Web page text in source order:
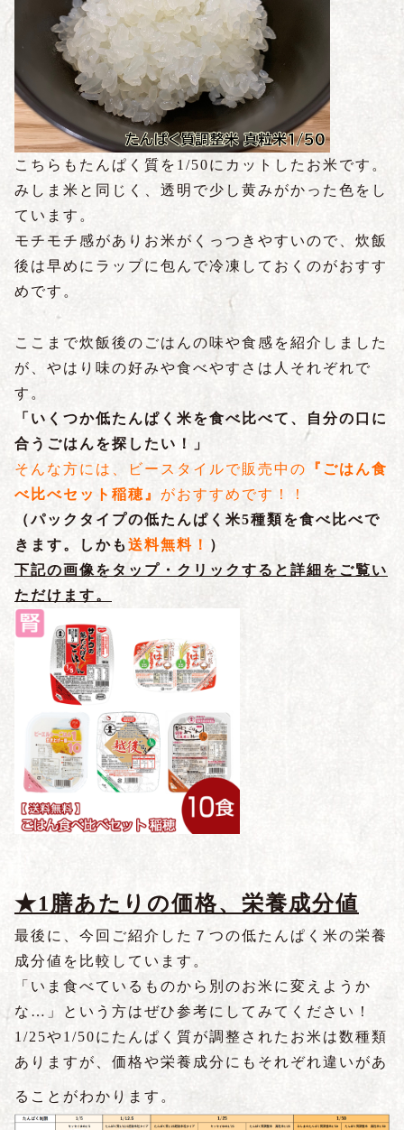
こちらもたんぱく質を1/50にカットしたお米です。
みしま米と同じく、透明で少し黄みがかった色をし
ています。
モチモチ感がありお米がくっつきやすいので、炊飯
後は早めにラップに包んで冷凍しておくのがおすす
めです。
ここまで炊飯後のごはんの味や食感を紹介しました
が、やはり味の好みや食べやすさは人それぞれで
す。
「いくつか低たんぱく米を食べ比べて、自分の口に
合うごはんを探したい！」
そんな方には、ビースタイルで販売中の
『ごはん食
べ比べセット稲穂』 がおすすめです！！
（パックタイプの低たんぱく米5種類を食べ比べで
きます。しかも 送料無料！ ）
下記の画像をタップ・クリックすると詳細をご覧い
ただけます。
★1膳あたりの価格、栄養成分値
最後に、今回ご紹介した７つの低たんぱく米の栄養
成分値を比較しています。
「いま食べているものから別のお米に変えようか
な…」という方はぜひ参考にしてみてください！
1/25や1/50にたんぱく質が調整されたお米は数種類
ありますが、価格や栄養成分にもそれぞれ違いがあ
ることがわかります。